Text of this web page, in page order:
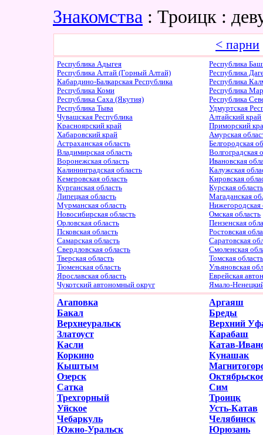
Знакомства : Троицк :
< парни
Республика Адыгея
Республика
Республика Алтай (Горный Алтай)
Республика
Кабардино-Балкарская Республика
Республика
Республика Коми
Республика
Республика Саха (Якутия)
Республика
Республика Тыва
Удмуртская
Чувашская Республика
Алтайский край
Красноярский край
Приморский
Хабаровский край
Амурская
Астраханская область
Белгородская
Владимирская область
Волгоградская
Воронежская область
Ивановская
Калининградская область
Калужская
Кемеровская область
Кировская
Курганская область
Курская
Липецкая область
Магаданская
Мурманская область
Нижегородская
Новосибирская область
Омская область
Орловская область
Пензенская
Псковская область
Ростовская
Самарская область
Саратовская
Свердловская область
Смоленская
Тверская область
Томская
Тюменская область
Ульяновская
Ярославская область
Еврейская
Чукотский автономный округ
Ямало-
Агаповка
Аргаяш
Бакал
Бреды
Верхнеуральск
Верхний
Златоуст
Карабаш
Касли
Катав-
Коркино
Кунашак
Кыштым
Озерск
Сатка
Сим
Трехгорный
Троицк
Уйское
Усть-Катав
Чебаркуль
Челябинск
Южно-Уральск
Юрюзань